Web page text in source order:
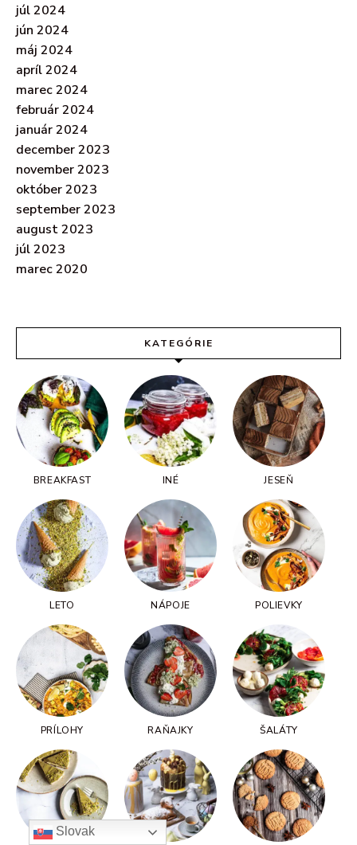
júl 2024
jún 2024
máj 2024
apríl 2024
marec 2024
február 2024
január 2024
december 2023
november 2023
október 2023
september 2023
august 2023
júl 2023
marec 2020
KATEGÓRIE
BREAKFAST INÉ JESEŇ
LETO NÁPOJE POLIEVKY
PRÍLOHY RAŇAJKY ŠALÁTY
Slovak